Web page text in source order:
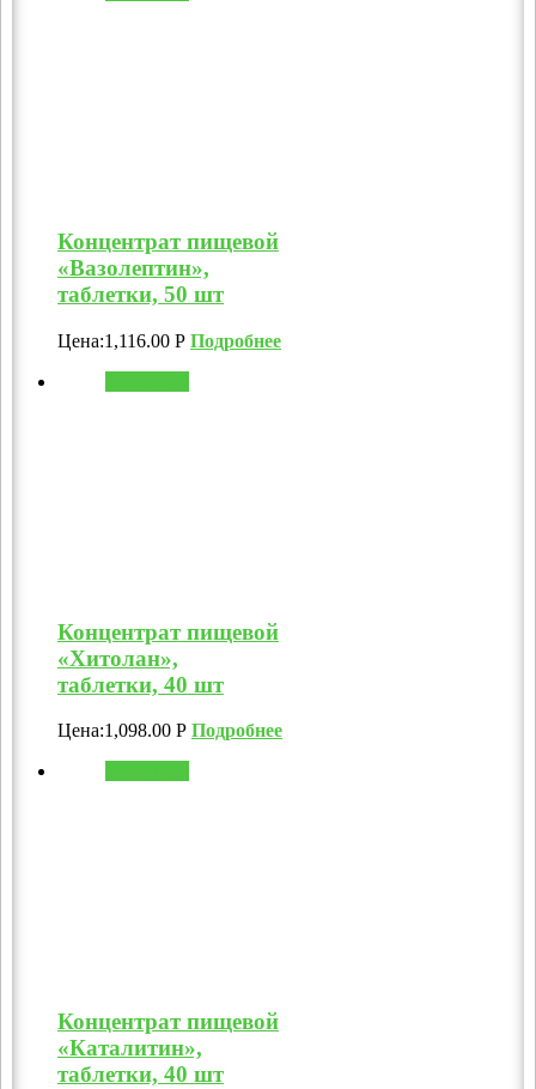
Концентрат пищевой
«Вазолептин»,
таблетки, 50 шт
Цена:1,116.00 Р Подробнее
Концентрат пищевой
«Хитолан»,
таблетки, 40 шт
Цена:1,098.00 Р Подробнее
Концентрат пищевой
«Каталитин»,
таблетки, 40 шт